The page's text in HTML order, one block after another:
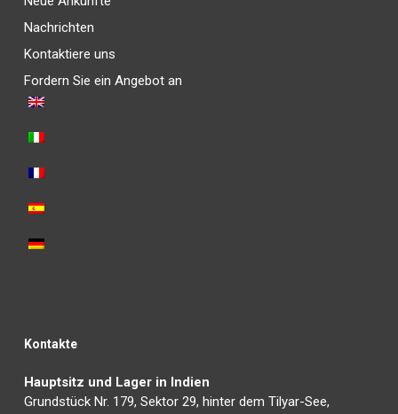
Nachrichten
Kontaktiere uns
Fordern Sie ein Angebot an
Kontakte
Hauptsitz und Lager in Indien
Grundstück Nr. 179, Sektor 29, hinter dem Tilyar-See,